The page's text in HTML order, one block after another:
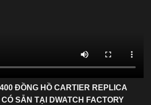
ĐỒNG HỒ CARTIER REPLICA
SẴN TẠI DWATCH FACTORY